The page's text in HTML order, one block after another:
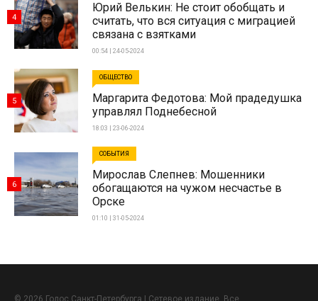
Юрий Велькин: Не стоит обобщать и
считать, что вся ситуация с миграцией
связана с взятками
00:54 | 24-05-2024
4
ОБЩЕСТВО
Маргарита Федотова: Мой прадедушка
управлял Поднебесной
18:03 | 23-06-2024
5
СОБЫТИЯ
Мирослав Слепнев: Мошенники
обогащаются на чужом несчастье в
Орске
01:10 | 31-05-2024
6
© 2026 Голос Санкт-Петербурга | Сетевое издание. Все